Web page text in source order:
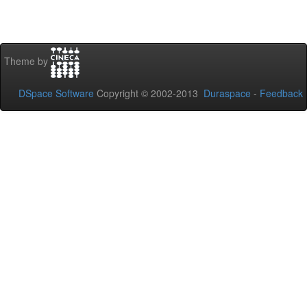
Theme by
DSpace Software Copyright © 2002-2013 Duraspace - Feedback